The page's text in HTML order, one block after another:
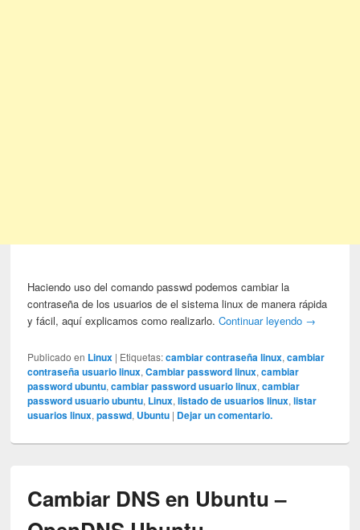
Haciendo uso del comando passwd podemos cambiar la
contraseña de los usuarios de el sistema linux de manera rápida
y fácil, aquí explicamos como realizarlo.Continuar leyendo →
Publicado en Linux | Etiquetas: cambiar contraseña linux,cambiar
contraseña usuario linux,Cambiar password linux,cambiar
password ubuntu,cambiar password usuario linux,cambiar
password usuario ubuntu, Linux,listado de usuarios linux,listar
usuarios linux,passwd, Ubuntu | Dejar un comentario.
Cambiar DNS en Ubuntu –